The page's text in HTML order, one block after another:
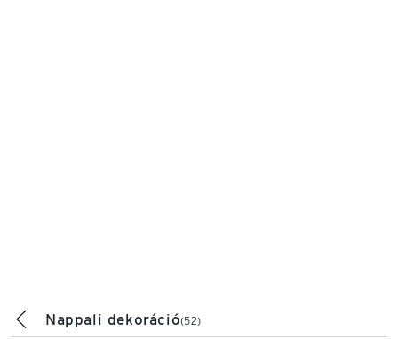
Nappali dekoráció(52)